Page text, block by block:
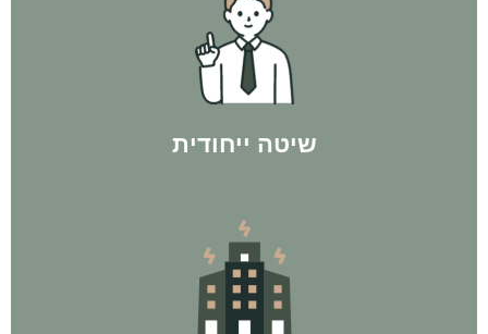
שיטה ייחודית
אנחנו פועלים בשיטת המהפך - לא רצים ישר לקנות נכסים
"מניבים". קודם כל מגיעים למספר האישי של הלקוח, באמצעות
עסקאות פליפ ולפי חוק ה-300 - ורק אז משקיעים בנכס מניב.
לחברת BP Group יש את המוניטין הרב ביותר בתחום ההשקעות
בישראל עם ליווי של אלפי לקוחות מרוצים ל100% הצלחה.